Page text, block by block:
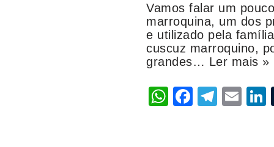
Vamos falar um
marroquina, um dos
e utilizado pela
cuscuz marroquino,
grandes… Ler mais »
W F
T
E